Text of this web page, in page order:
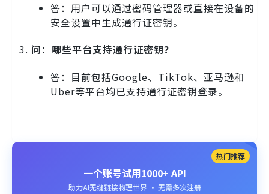
答：用户可以通过密码管理器或直接在设备的
安全设置中生成通行证密钥。
问：哪些平台支持通行证密钥？
答：目前包括Google、TikTok、亚马逊和
Uber等平台均已支持通行证密钥登录。
热门推荐
一个账号试用1000+ API
助力AI无缝链接物理世界 · 无需多次注册